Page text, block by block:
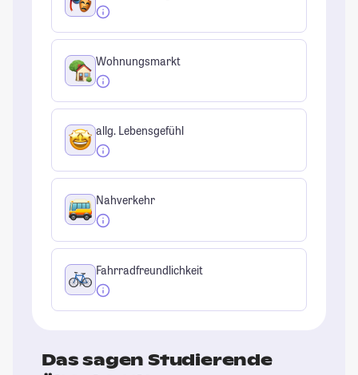
Wohnungsmarkt
allg. Lebensgefühl
Nahverkehr
Fahrradfreundlichkeit
Das sagen Studierende